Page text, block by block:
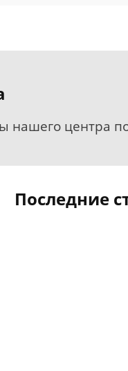
нашего центра
Последние